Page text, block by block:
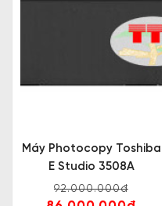
Máy Photocopy Toshiba
E Studio 3508A
92.000.000đ